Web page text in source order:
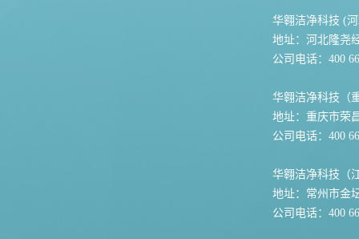
华翱洁净科技 (
地址：河北隆尧
公司电话：400
华翱洁净科技（
地址：重庆市荣
公司电话：400
华翱洁净科技（
地址：常州市金
公司电话：400